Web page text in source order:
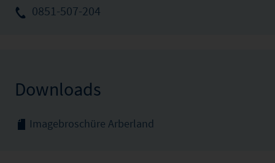
0851-507-204
Downloads
Imagebroschüre Arberland